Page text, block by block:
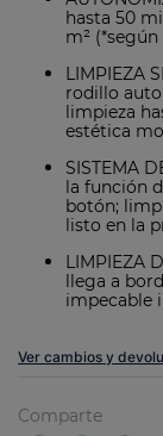
hasta 50
m²
LIMPIEZA
rodillo
limpieza
estética
SISTEMA
la función
botón;
listo en la
LIMPIEZA
llega a
impecable
Ver cambios y
Comparte